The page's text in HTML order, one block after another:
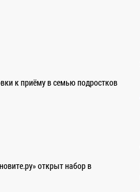
к приёму в семью подростков
открыт набор в